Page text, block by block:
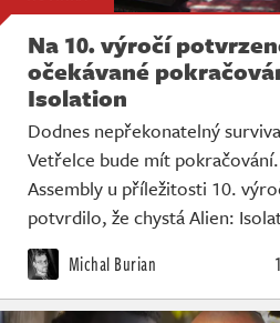
Na 10. výročí
očekávané
Isolation
Dodnes nepřekonatelný
Vetřelce bude mít
Assembly u příležitosti 10.
potvrdilo, že chystá Alien:
Michal Burian